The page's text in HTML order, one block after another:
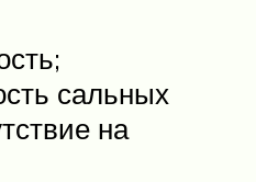
сальных
на